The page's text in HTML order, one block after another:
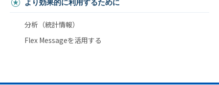
より効果的に利用するために
分析（統計情報）
Flex Messageを活用する